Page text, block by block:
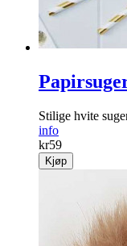
Stilige hvite
info
kr59
Kjøp